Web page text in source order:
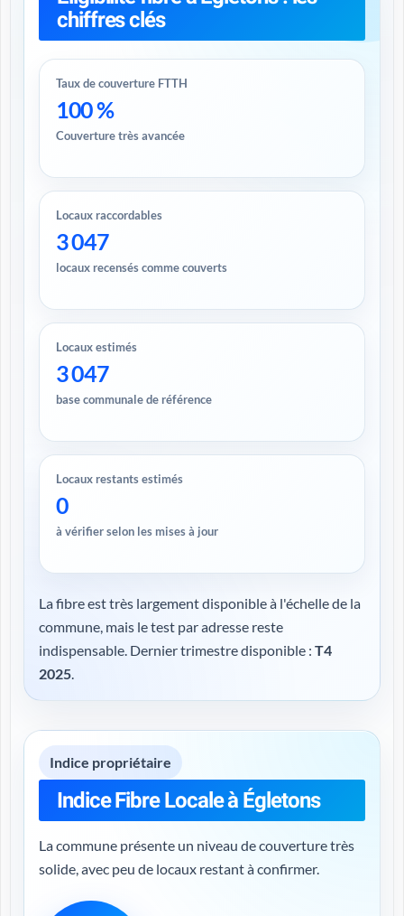
chiffres clés
Taux de couverture FTTH
100 %
Couverture très avancée
Locaux raccordables
3 047
locaux recensés comme couverts
Locaux estimés
3 047
base communale de référence
Locaux restants estimés
0
à vérifier selon les mises à jour
La fibre est très largement disponible à l'échelle de la
commune, mais le test par adresse reste
indispensable. Dernier trimestre disponible : T4
2025.
Indice propriétaire
Indice Fibre Locale à Égletons
La commune présente un niveau de couverture très
solide, avec peu de locaux restant à confirmer.